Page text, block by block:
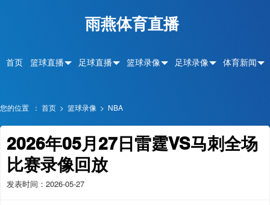
雨燕体育直播
首页 篮球直播 足球直播 篮球录像 足球录像 体育新闻
您的位置 ： 首页 > 篮球录像 > NBA
2026年05月27日雷霆VS马刺全场
比赛录像回放
发表时间：2026-05-27